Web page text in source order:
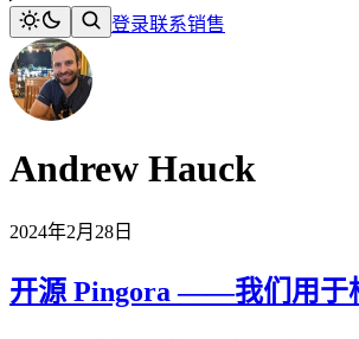
登录联系销售
Andrew Hauck
2024年2月28日
开源 Pingora ——我们用于